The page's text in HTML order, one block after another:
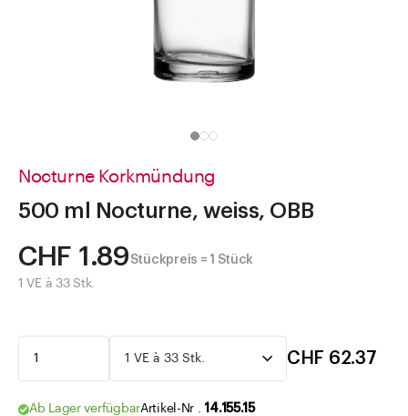
Nocturne Korkmündung
500 ml Nocturne, weiss, OBB
CHF 1.89 Stückpreis = 1 Stück
1 VE à 33 Stk.
CHF 62.37
Ab Lager verfügbarArtikel-Nr . 14.155.15